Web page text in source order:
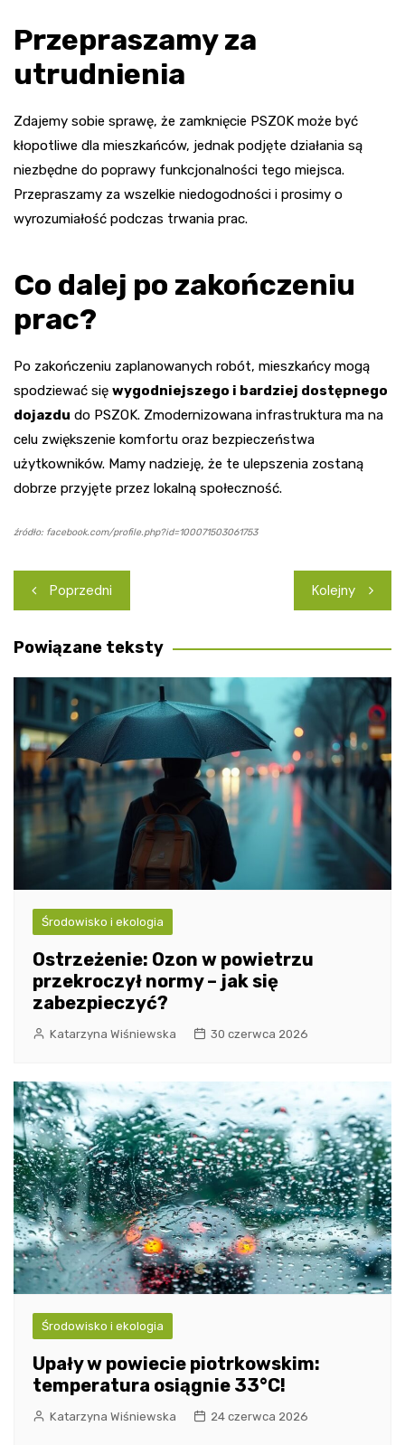
Przepraszamy za
utrudnienia
Zdajemy sobie sprawę, że zamknięcie PSZOK może być
kłopotliwe dla mieszkańców, jednak podjęte działania są
niezbędne do poprawy funkcjonalności tego miejsca.
Przepraszamy za wszelkie niedogodności i prosimy o
wyrozumiałość podczas trwania prac.
Co dalej po zakończeniu
prac?
Po zakończeniu zaplanowanych robót, mieszkańcy mogą
spodziewać się wygodniejszego i bardziej dostępnego
dojazdu do PSZOK. Zmodernizowana infrastruktura ma na
celu zwiększenie komfortu oraz bezpieczeństwa
użytkowników. Mamy nadzieję, że te ulepszenia zostaną
dobrze przyjęte przez lokalną społeczność.
źródło: facebook.com/profile.php?id=100071503061753
Nawigacja
wpisu
Poprzedni Kolejny
Powiązane teksty
Środowisko i ekologia
Ostrzeżenie: Ozon w powietrzu
przekroczył normy – jak się
zabezpieczyć?
Katarzyna Wiśniewska 30 czerwca 2026
Środowisko i ekologia
Upały w powiecie piotrkowskim:
temperatura osiągnie 33°C!
Katarzyna Wiśniewska 24 czerwca 2026